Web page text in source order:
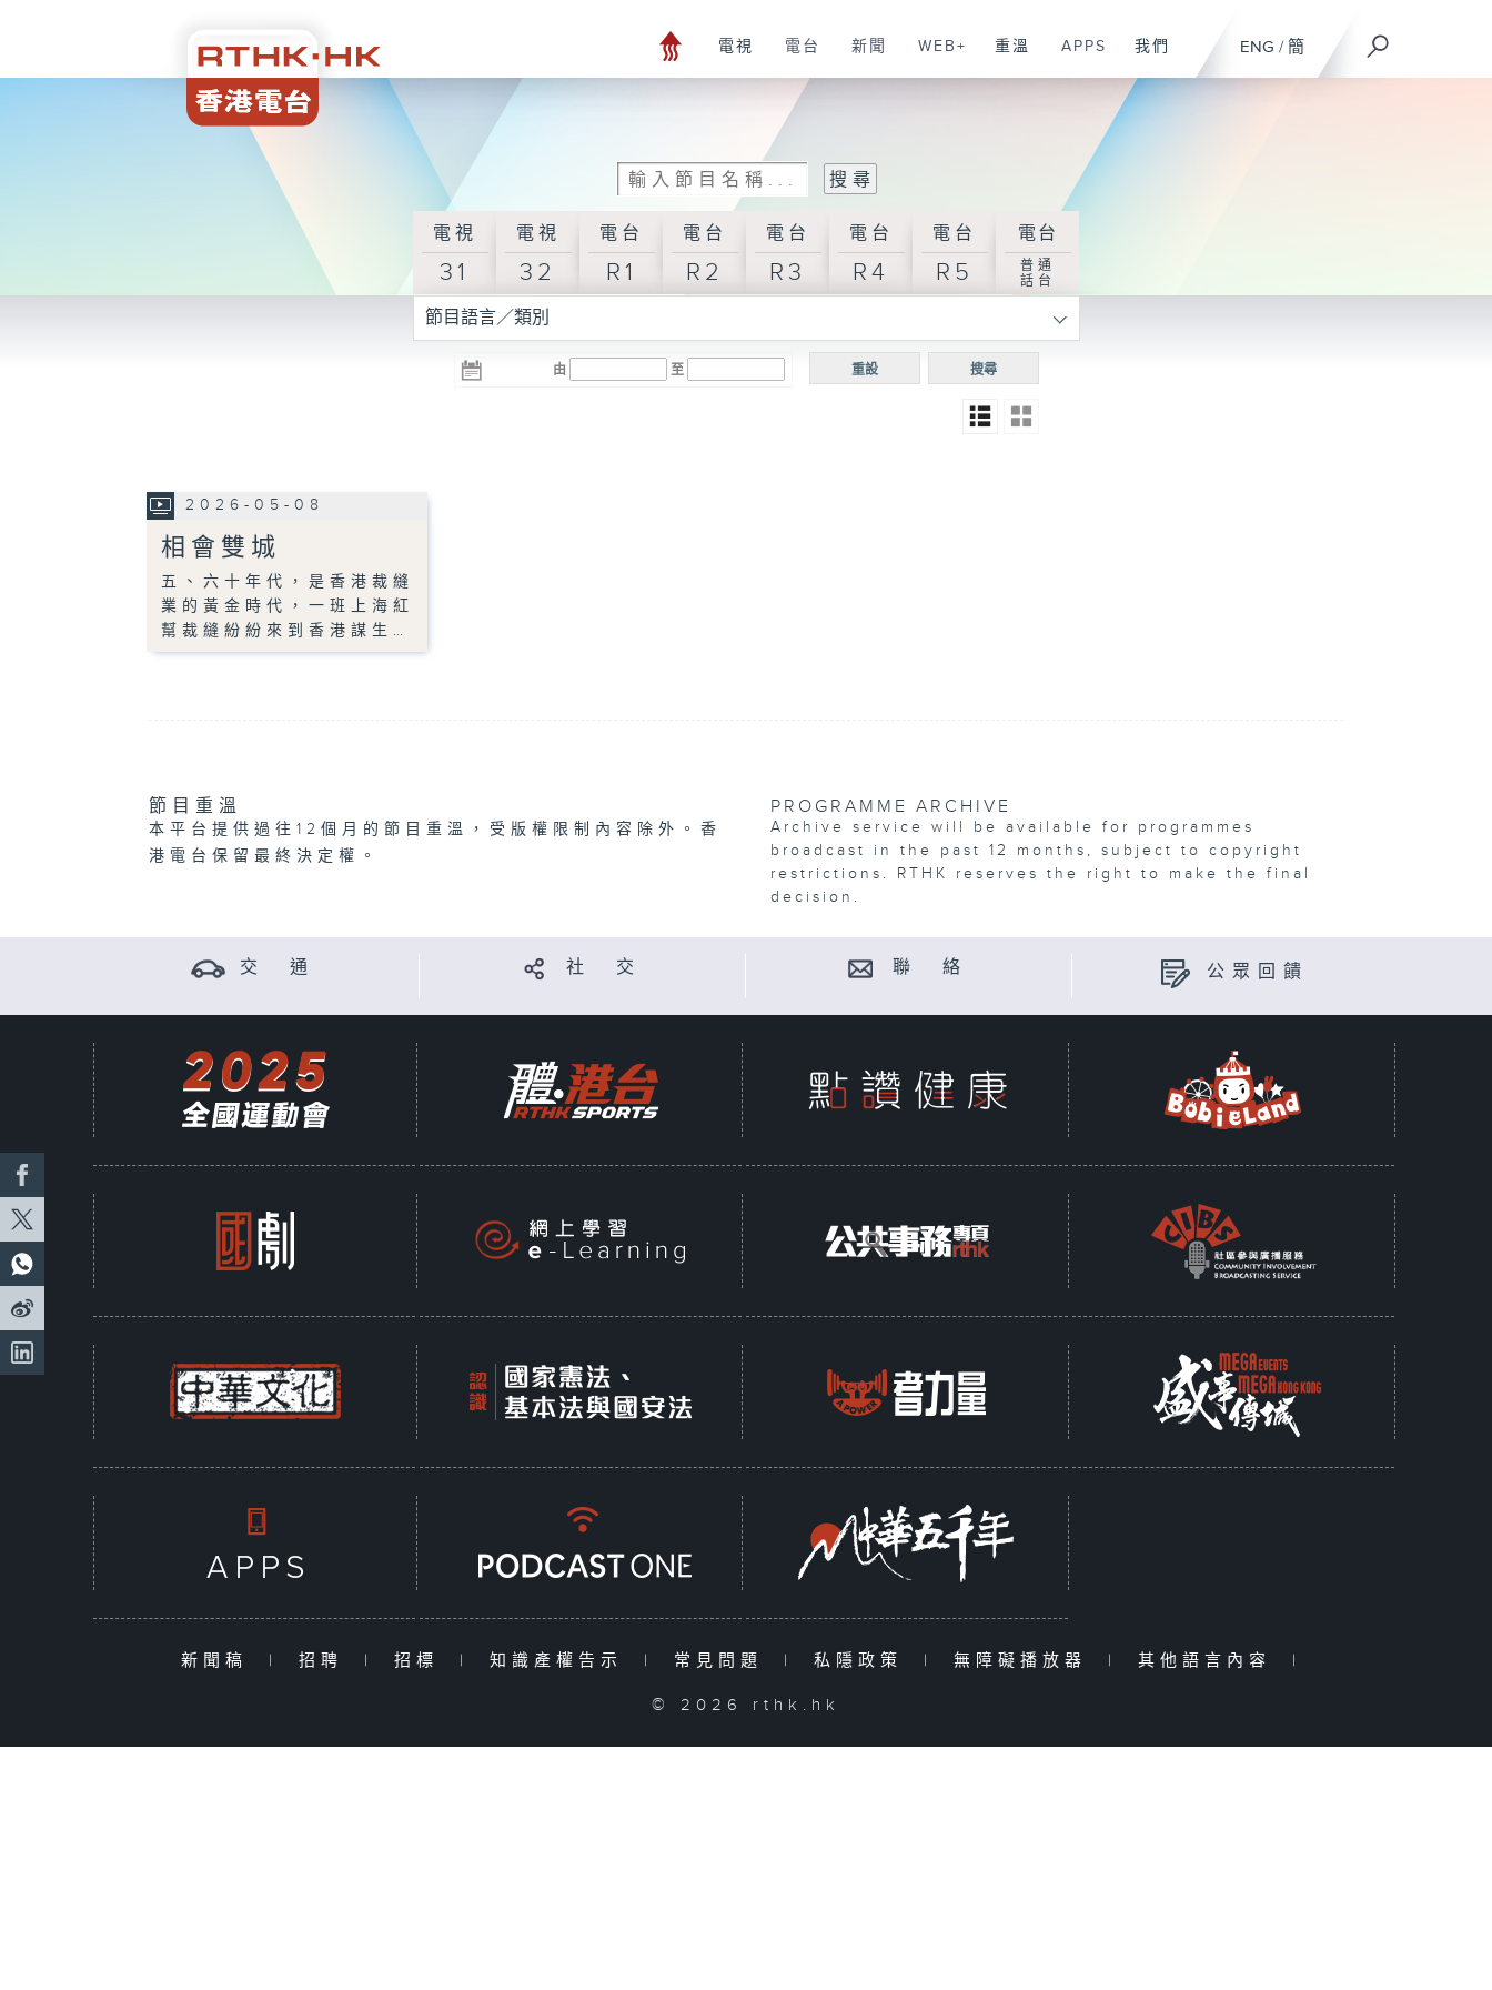
ENG / 簡
電視 電台 新聞 WEB+ 重溫 APPS 我們
電視
31
電視
32
電台
R1
電台
R2
電台
R3
電台
R4
電台
R5
電台
普通
話台
節目語言／類別
由 至 搜尋
重設
2026-05-08
相會雙城
五、六十年代，是香港裁縫
業的黃金時代，一班上海紅
幫裁縫紛紛來到香港謀生…
節目重溫
本平台提供過往12個月的節目重溫，受版權限制內容除外。香
港電台保留最終決定權。
PROGRAMME ARCHIVE
Archive service will be available for programmes
broadcast in the past 12 months, subject to copyright
restrictions. RTHK reserves the right to make the final
decision.
交 通 社 交 聯 絡 公眾回饋
新聞稿 | 招聘 | 招標 | 知識產權告示 | 常見問題 | 私隱政策 | 無障礙播放器 | 其他語言內容 |
© 2026 rthk.hk